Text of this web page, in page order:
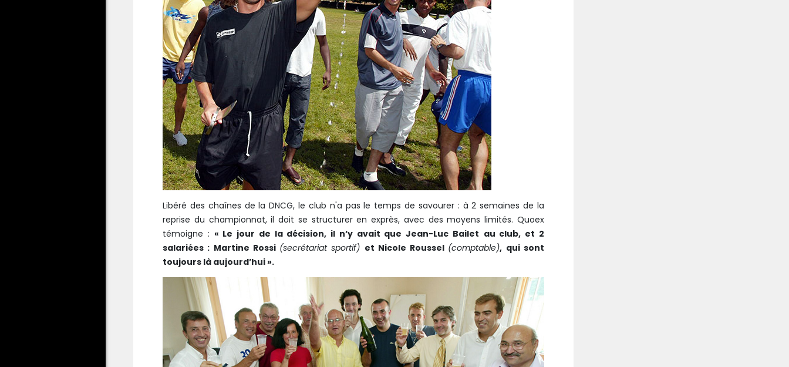
Libéré des chaînes de la DNCG, le club n'a pas le temps de savourer : à 2 semaines de la
reprise du championnat, il doit se structurer en exprès, avec des moyens limités. Quoex
témoigne : « Le jour de la décision, il n’y avait que Jean-Luc Bailet au club, et 2
salariées : Martine Rossi (secrétariat sportif) et Nicole Roussel (comptable), qui sont
toujours là aujourd’hui ».